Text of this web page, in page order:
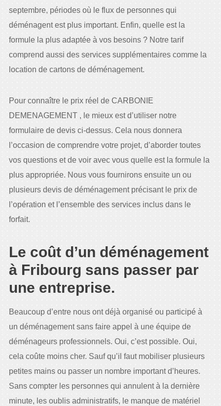
septembre, périodes où le flux de personnes qui
déménagent est plus important. Enfin, quelle est la
formule la plus adaptée à vos besoins ? Notre tarif
comprend aussi des services supplémentaires comme la
location de cartons de déménagement.
Pour connaître le prix réel de CARBONIE
DEMENAGEMENT , le mieux est d’utiliser notre
formulaire de devis ci-dessus. Cela nous donnera
l’occasion de comprendre votre projet, d’aborder toutes
vos questions et de voir avec vous quelle est la formule la
plus appropriée. Nous vous fournirons ensuite un ou
plusieurs devis de déménagement précisant le prix de
l’opération et l’ensemble des services inclus dans le
forfait.
Le coût d’un déménagement
à Fribourg sans passer par
une entreprise.
Beaucoup d’entre nous ont déjà organisé ou participé à
un déménagement sans faire appel à une équipe de
déménageurs professionnels. Oui, c’est possible. Oui,
cela coûte moins cher. Sauf qu’il faut mobiliser plusieurs
petites mains ou passer un nombre important d’heures.
Sans compter les personnes qui annulent à la dernière
minute, les oublis administratifs, le manque de matériel